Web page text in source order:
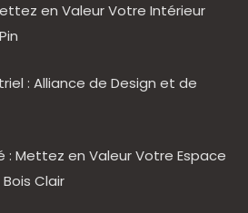
en Valeur Votre Intérieur
: Alliance de Design et de
: Mettez en Valeur Votre Espace
Clair